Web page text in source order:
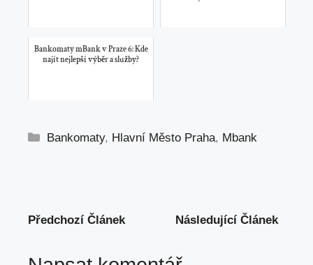
Bankomaty mBank v Praze 6: Kde
najít nejlepší výběr a služby?
Rubriky
Bankomaty, Hlavní Město Praha, Mbank
Předchozí Článek Následující Článek